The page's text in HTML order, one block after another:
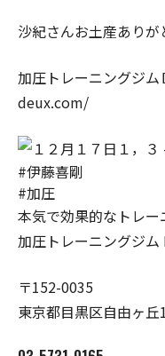
沙紀さんお土産ありが
加圧トレーニングジ
deux.com/
#伊藤喜剛
#加圧
本気で効果的なトレー
加圧トレーニングジム
〒152-0035
東京都目黒区自由ヶ